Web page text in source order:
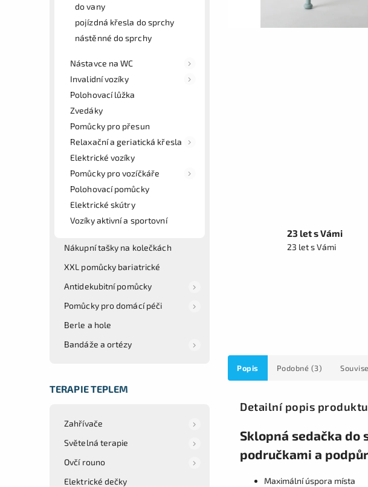
do vany
pojízdná křesla do sprchy
nástěnné do sprchy
Nástavce na WC
Invalidní vozíky
Polohovací lůžka
Zvedáky
Pomůcky pro přesun
Relaxační a geriatická křesla
Elektrické vozíky
Pomůcky pro vozíčkáře
Polohovací pomůcky
Elektrické skútry
Vozíky aktivní a sportovní
Nákupní tašky na kolečkách
XXL pomůcky bariatrické
Antidekubitní pomůcky
Pomůcky pro domácí péči
Berle a hole
Bandáže a ortézy
TERAPIE TEPLEM
Zahřívače
Světelná terapie
Ovčí rouno
Elektrické dečky
23 let s Vámi
23 let s Vámi
Popis Podobné (3)
Detailní popis produktu
Sklopná sedačka do
područkami a
Maximální úspora místa